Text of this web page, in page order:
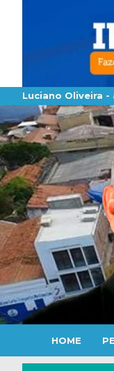
Luciano Oliveira -
HOME